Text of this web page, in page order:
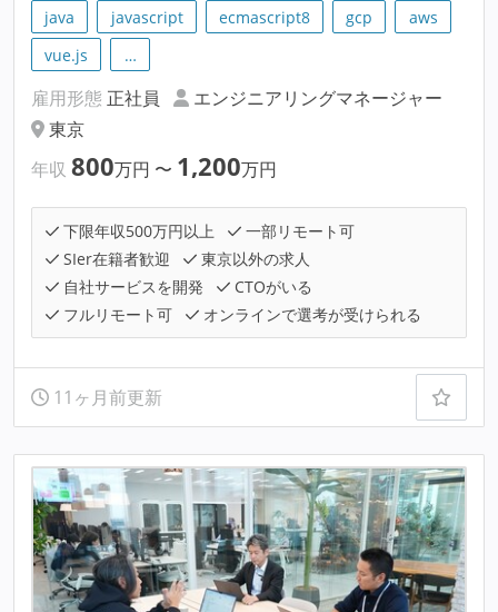
java javascript ecmascript8 gcp
aws
vue.js
…
雇用形態 正社員
エンジニアリングマネージャー
東京
年収 800万円 〜 1,200万円
下限年収500万円以上
一部リモート可
SIer在籍者歓迎
東京以外の求人
自社サービスを開発
CTOがいる
フルリモート可
オンラインで選考が受けられる
11ヶ月前更新